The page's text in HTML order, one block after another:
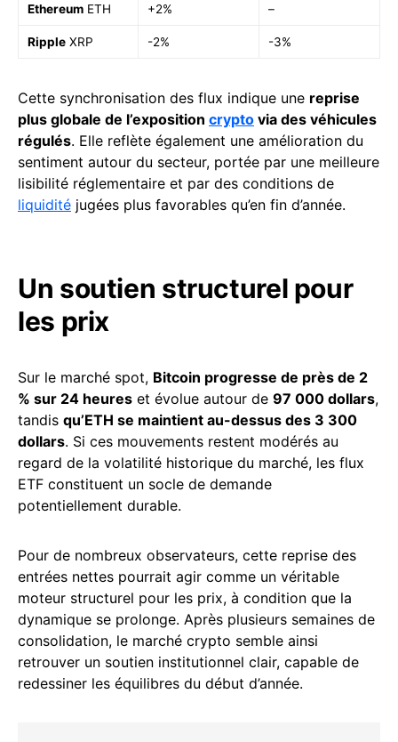
Ethereum ETH +2% –
Ripple XRP -2% -3%
Cette synchronisation des flux indique une reprise
plus globale de l’exposition crypto via des véhicules
régulés. Elle reflète également une amélioration du
sentiment autour du secteur, portée par une meilleure
lisibilité réglementaire et par des conditions de
liquidité jugées plus favorables qu’en fin d’année.
Un soutien structurel pour
les prix
Sur le marché spot, Bitcoin progresse de près de 2
% sur 24 heures et évolue autour de 97 000 dollars,
tandis qu’ETH se maintient au-dessus des 3 300
dollars. Si ces mouvements restent modérés au
regard de la volatilité historique du marché, les flux
ETF constituent un socle de demande
potentiellement durable.
Pour de nombreux observateurs, cette reprise des
entrées nettes pourrait agir comme un véritable
moteur structurel pour les prix, à condition que la
dynamique se prolonge. Après plusieurs semaines de
consolidation, le marché crypto semble ainsi
retrouver un soutien institutionnel clair, capable de
redessiner les équilibres du début d’année.